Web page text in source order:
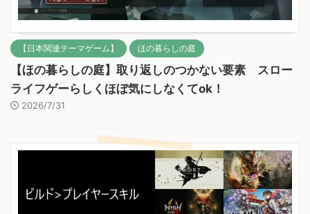
【日本関連テーマゲーム】 ほの暮らしの庭
【ほの暮らしの庭】取り返しのつかない要素 スロー
ライフゲーらしくほぼ気にしなくてok！
2026/7/31